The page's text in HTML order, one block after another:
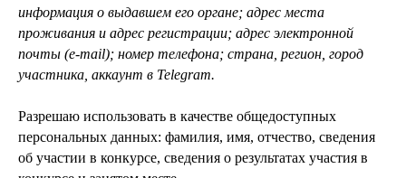
информация о выдавшем его органе; адрес места
проживания и адрес регистрации; адрес электронной
почты (e-mail); номер телефона; страна, регион, город
участника, аккаунт в Telegram.
Разрешаю использовать в качестве общедоступных
персональных данных: фамилия, имя, отчество, сведения
об участии в конкурсе, сведения о результатах участия в